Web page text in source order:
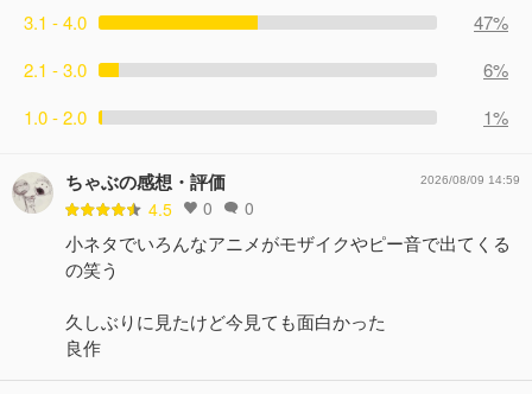
3.1 - 4.0
47%
2.1 - 3.0
6%
1.0 - 2.0
1%
ちゃぶの感想・評価
4.5 0 0
2026/08/09 14:59
小ネタでいろんなアニメがモザイクやピー音で出てくる
の笑う
久しぶりに見たけど今見ても面白かった
良作